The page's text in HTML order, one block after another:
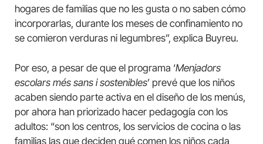
hogares de familias que no les gusta o no saben cómo
incorporarlas, durante los meses de confinamiento no
se comieron verduras ni legumbres”, explica Buyreu.
Por eso, a pesar de que el programa ‘Menjadors
escolars més sans i sostenibles’ prevé que los niños
acaben siendo parte activa en el diseño de los menús,
por ahora han priorizado hacer pedagogía con los
adultos: “son los centros, los servicios de cocina o las
familias las que deciden qué comen los niños cada